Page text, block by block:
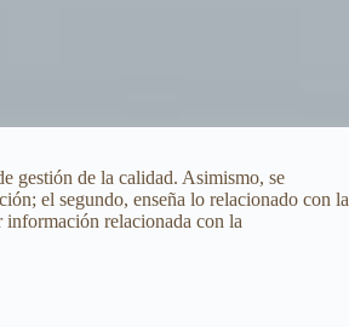
gestión de la calidad. Asimismo, se
el segundo, enseña lo relacionado con la
relacionada con la